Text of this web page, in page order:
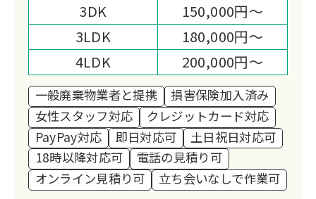
3DK
150,000円～
3LDK
180,000円～
4LDK
200,000円～
一般廃棄物業者と提携
損害保険加入済み
女性スタッフ対応
クレジットカード対応
PayPay対応
即日対応可
土日祝日対応可
18時以降対応可
電話の見積り可
オンライン見積り可
立ち会いなしで作業可